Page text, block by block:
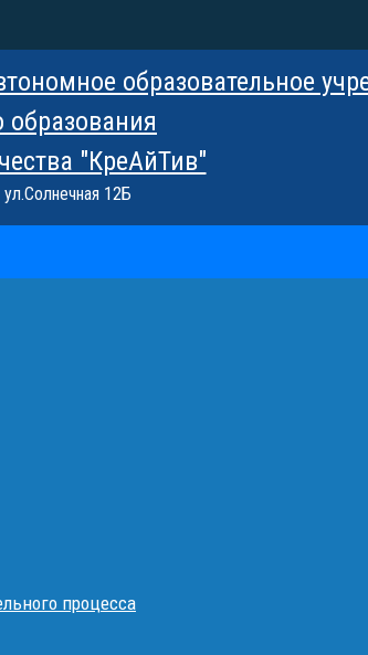
образовательное
образования
"КреАйТив"
12Б
процесса